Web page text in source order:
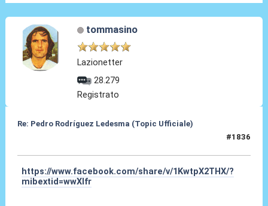
tommasino
Lazionetter
28.279
Registrato
Re: Pedro Rodríguez Ledesma (Topic Ufficiale)
#1836
https://www.facebook.com/share/v/1KwtpX2THX/?
mibextid=wwXIfr